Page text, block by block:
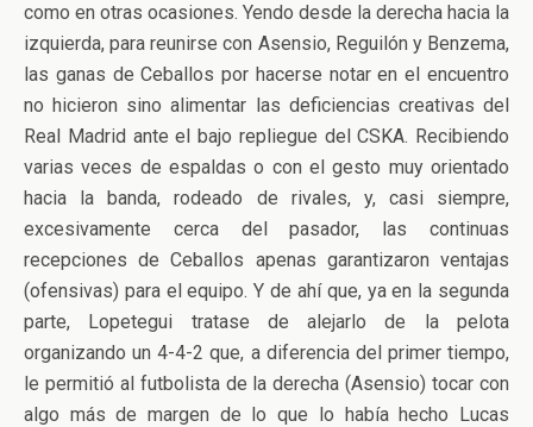
como en otras ocasiones. Yendo desde la derecha hacia la
izquierda, para reunirse con Asensio, Reguilón y Benzema,
las ganas de Ceballos por hacerse notar en el encuentro
no hicieron sino alimentar las deficiencias creativas del
Real Madrid ante el bajo repliegue del CSKA. Recibiendo
varias veces de espaldas o con el gesto muy orientado
hacia la banda, rodeado de rivales, y, casi siempre,
excesivamente cerca del pasador, las continuas
recepciones de Ceballos apenas garantizaron ventajas
(ofensivas) para el equipo. Y de ahí que, ya en la segunda
parte, Lopetegui tratase de alejarlo de la pelota
organizando un 4-4-2 que, a diferencia del primer tiempo,
le permitió al futbolista de la derecha (Asensio) tocar con
algo más de margen de lo que lo había hecho Lucas